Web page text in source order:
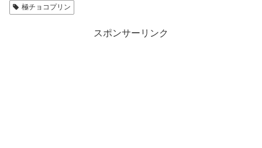
極チョコプリン
スポンサーリンク